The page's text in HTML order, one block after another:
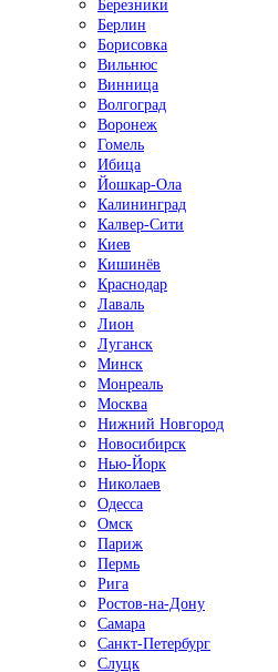
Березники
Берлин
Борисовка
Вильнюс
Винница
Волгоград
Воронеж
Гомель
Ибица
Йошкар-Ола
Калининград
Калвер-Сити
Киев
Кишинёв
Краснодар
Лаваль
Лион
Луганск
Минск
Монреаль
Москва
Нижний Новгород
Новосибирск
Нью-Йорк
Николаев
Одесса
Омск
Париж
Пермь
Рига
Ростов-на-Дону
Самара
Санкт-Петербург
Слуцк